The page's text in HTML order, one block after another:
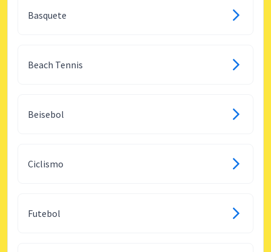
Basquete
Beach Tennis
Beisebol
Ciclismo
Futebol